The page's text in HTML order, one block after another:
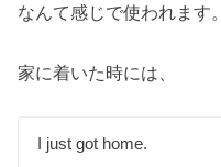
なんて感じで使われます。
家に着いた時には、
I just got home.